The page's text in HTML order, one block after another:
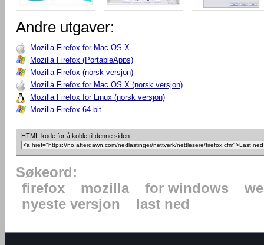
Andre utgaver:
Mozilla Firefox for Mac OS X
Mozilla Firefox (PortableApps)
Mozilla Firefox (norsk versjon)
Mozilla Firefox for Mac OS X (norsk versjon)
Mozilla Firefox for Linux (norsk versjon)
Mozilla Firefox 64-bit
HTML-kode for å koble til denne siden:
Søkeord:
firefox
mozilla for windows
nyeste versjon
last ned